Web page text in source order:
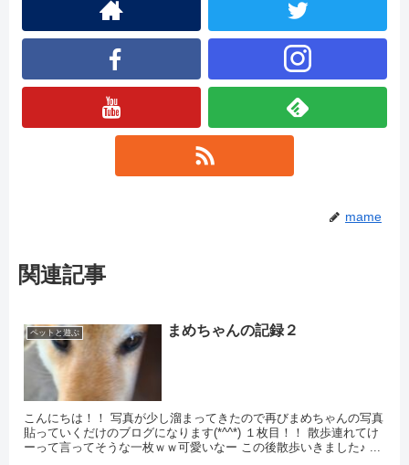
mame
関連記事
ペットと遊ぶ まめちゃんの記録２
こんにちは！！ 写真が少し溜まってきたので再びまめちゃんの写真
貼っていくだけのブログになります(*^^*) １枚目！！ 散歩連れてけ
ーって言ってそうな一枚ｗｗ可愛いなー この後散歩いきました♪ ...